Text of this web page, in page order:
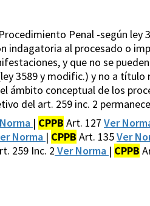
Penal -según
indagatoria al procesado o
y que no se
3589 y modific.) y no a
ámbito conceptual de los
del art. 259 inc. 2
| CPPB Art. 127 Ver
Norma | CPPB Art. 135Ver
259 Inc. 2 Ver Norma | CPPB